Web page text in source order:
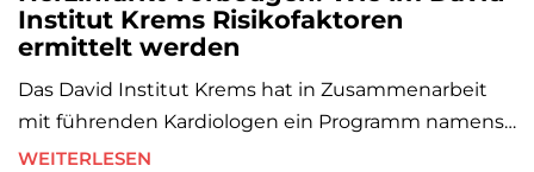
Institut Krems Risikofaktoren
ermittelt werden
Das David Institut Krems hat in Zusammenarbeit
mit führenden Kardiologen ein Programm namens…
WEITERLESEN